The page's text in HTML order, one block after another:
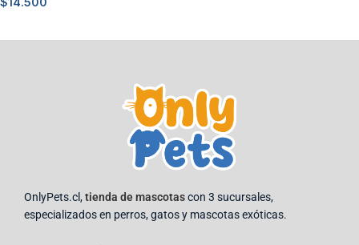
OnlyPets.cl,tienda de mascotascon 3 sucursales,
especializados en perros, gatos y mascotas exóticas.